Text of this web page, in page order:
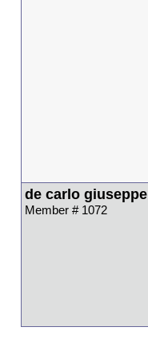
de carlo giuseppe
Member # 1072